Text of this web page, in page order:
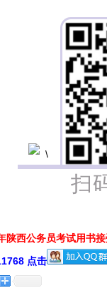
扫
陕西公务员考试用书
点击